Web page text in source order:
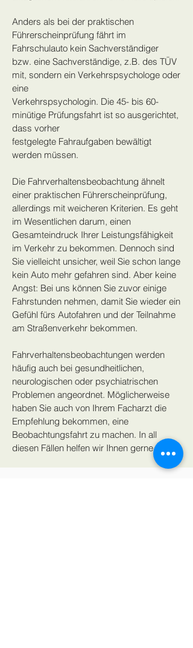
Anders als bei der praktischen
Führerscheinprüfung fährt im
Fahrschulauto kein Sachverständiger
bzw. eine Sachverständige, z.B. des TÜV
mit, sondern ein Verkehrspsychologe oder
eine
Verkehrspsychologin. Die 45- bis 60-
minütige Prüfungsfahrt ist so ausgerichtet,
dass vorher
festgelegte Fahraufgaben bewältigt
werden müssen.
Die Fahrverhaltensbeobachtung ähnelt
einer praktischen Führerscheinprüfung,
allerdings mit weicheren Kriterien. Es geht
im Wesentlichen darum, einen
Gesamteindruck Ihrer Leistungsfähigkeit
im Verkehr zu bekommen. Dennoch sind
Sie vielleicht unsicher, weil Sie schon lange
kein Auto mehr gefahren sind. Aber keine
Angst: Bei uns können Sie zuvor einige
Fahrstunden nehmen, damit Sie wieder ein
Gefühl fürs Autofahren und der Teilnahme
am Straßenverkehr bekommen.
Fahrverhaltensbeobachtungen werden
häufig auch bei gesundheitlichen,
neurologischen oder psychiatrischen
Problemen angeordnet. Möglicherweise
haben Sie auch von Ihrem Facharzt die
Empfehlung bekommen, eine
Beobachtungsfahrt zu machen. In all
diesen Fällen helfen wir Ihnen gerne weiter.